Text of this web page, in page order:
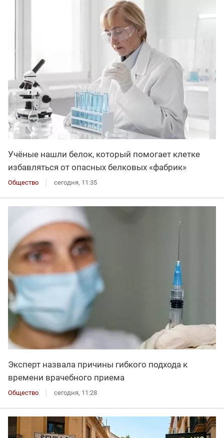
Учёные нашли белок, который помогает клетке
избавляться от опасных белковых «фабрик»
Общество сегодня, 11:35
Эксперт назвала причины гибкого подхода к
времени врачебного приема
Общество сегодня, 11:28